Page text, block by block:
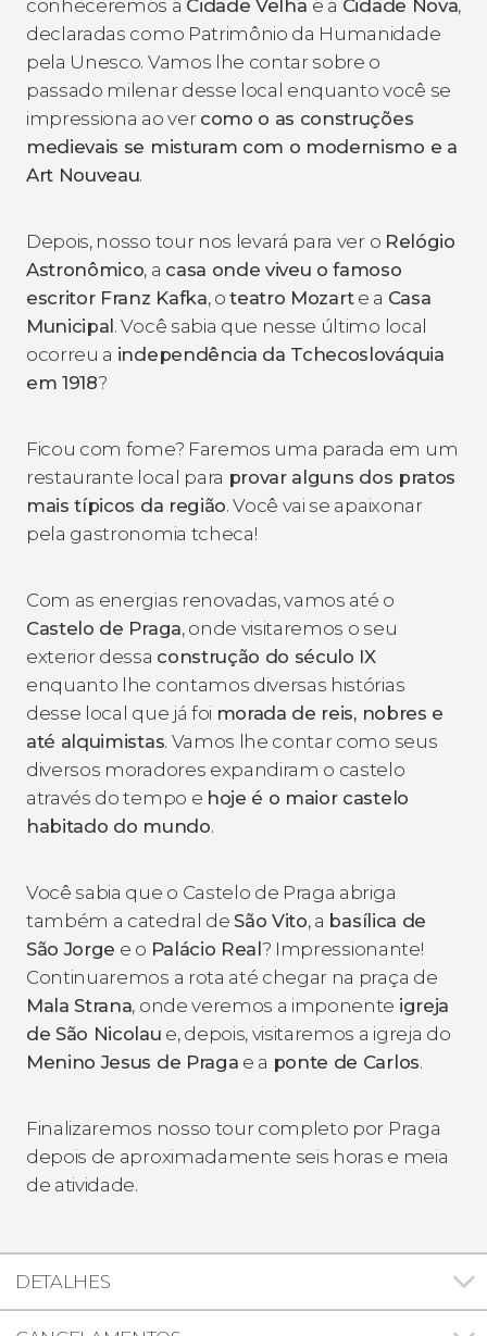
conheceremos a Cidade Velha e a Cidade Nova,
declaradas como Patrimônio da Humanidade
pela Unesco. Vamos lhe contar sobre o
passado milenar desse local enquanto você se
impressiona ao ver como o as construções
medievais se misturam com o modernismo e a
Art Nouveau.
Depois, nosso tour nos levará para ver o Relógio
Astronômico, a casa onde viveu o famoso
escritor Franz Kafka, oteatro Mozarte a Casa
Municipal. Você sabia que nesse último local
ocorreu a independência da Tchecoslováquia
em 1918?
Ficou com fome? Faremos uma parada em um
restaurante local para provar alguns dos pratos
mais típicos da região. Você vai se apaixonar
pela gastronomia tcheca!
Com as energias renovadas, vamos até o
Castelo de Praga, onde visitaremos o seu
exterior dessa construção do século IX
enquanto lhe contamos diversas histórias
desse local que já foi morada de reis, nobres e
até alquimistas. Vamos lhe contar como seus
diversos moradores expandiram o castelo
através do tempo e hoje é o maior castelo
habitado do mundo.
Você sabia que o Castelo de Praga abriga
também a catedral de São Vito, a basílica de
São Jorge e o Palácio Real? Impressionante!
Continuaremos a rota até chegar na praça de
Mala Strana, onde veremos a imponente igreja
de São Nicolau e, depois, visitaremos a igreja do
Menino Jesus de Praga e a ponte de Carlos.
Finalizaremos nosso tour completo por Praga
depois de aproximadamente seis horas e meia
de atividade.
DETALHES